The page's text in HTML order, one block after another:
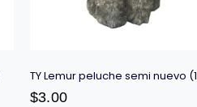
TY Lemur peluche semi nuevo
$3.00